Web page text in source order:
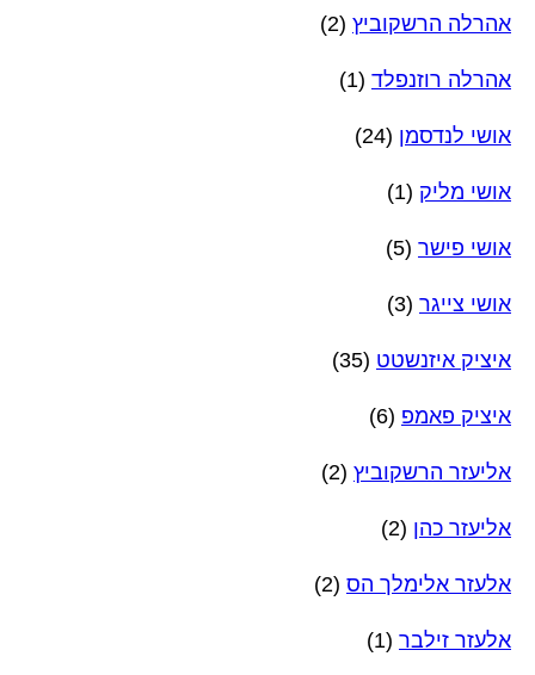
אהרלה הרשקוביץ (2)
אהרלה רוזנפלד (1)
אושי לנדסמן (24)
אושי מליק (1)
אושי פישר (5)
אושי צייגר (3)
איציק איזנשטט (35)
איציק פאמפ (6)
אליעזר הרשקוביץ (2)
אליעזר כהן (2)
אלעזר אלימלך הס (2)
אלעזר זילבר (1)